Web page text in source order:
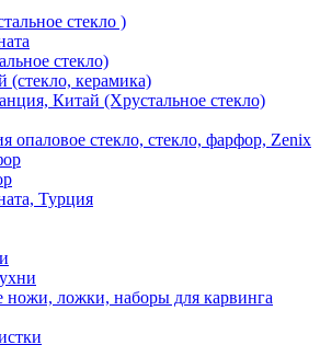
стекло )
стекло)
керамика)
Китай (Хрустальное стекло)
опаловое стекло, стекло, фарфор, Zenix
Турция
ложки, наборы для карвинга